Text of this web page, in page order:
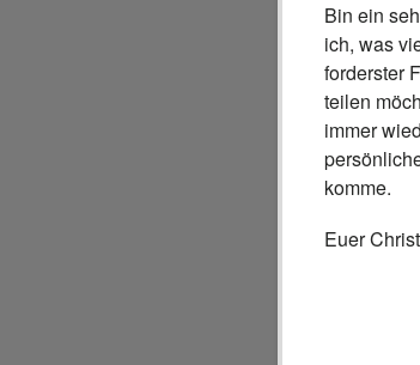
Bin ein
ich, was
forderster
teilen
immer
komme.
Euer